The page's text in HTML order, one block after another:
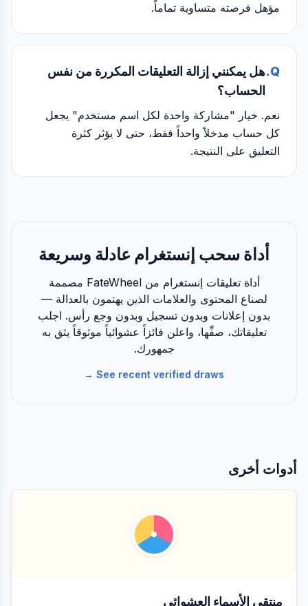
مؤهل فرصته متساوية تماماً.
Q. هل يمكنني إزالة التعليقات المكررة من نفس
الحساب؟
نعم. خيار "مشاركة واحدة لكل اسم مستخدم" يجعل
كل حساب مدخلاً واحداً فقط، حتى لا يؤثر كثرة
التعليق على النتيجة.
أداة سحب إنستغرام عادلة وسريعة
أداة تعليقات إنستغرام من FateWheel مصممة
لصناع المحتوى والعلامات الذين يهتمون بالعدالة —
بدون إعلانات وبدون تسجيل وبدون وجع رأس. اجلب
تعليقاتك، صفِّها، واعلن فائزاً عشوائياً موثوقاً يثق به
جمهورك.
See recent verified draws →
أدوات أخرى
منتقي الأسماء العشوائي